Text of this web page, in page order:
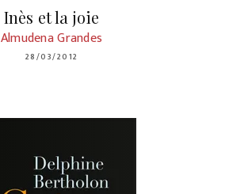
Inès et la joie
Almudena Grandes
28/03/2012